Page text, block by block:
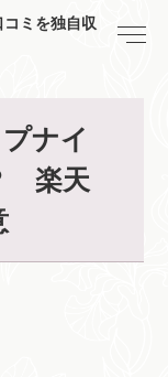
ミを独自収
ナイ
楽天